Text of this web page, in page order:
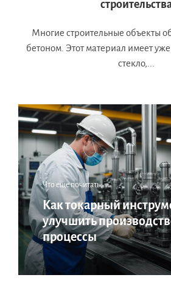
Многие строительные объекты
бетоном. Этот материал имеет
стекло,...
Что еще почитать:
Как токарный
улучшить
процессы